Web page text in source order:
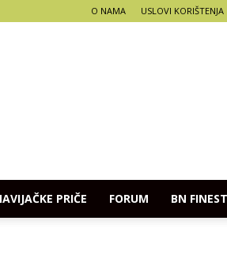
O NAMA USLOVI KORIŠTENJA
PRIČE FORUM BN FINEST